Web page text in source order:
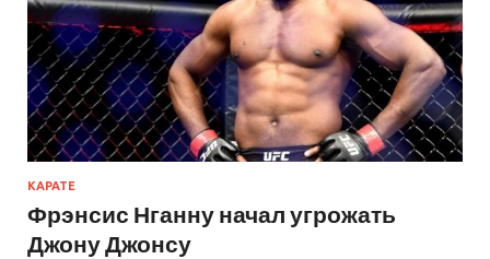
КАРАТЕ
Фрэнсис Нганну начал угрожать
Джону Джонсу